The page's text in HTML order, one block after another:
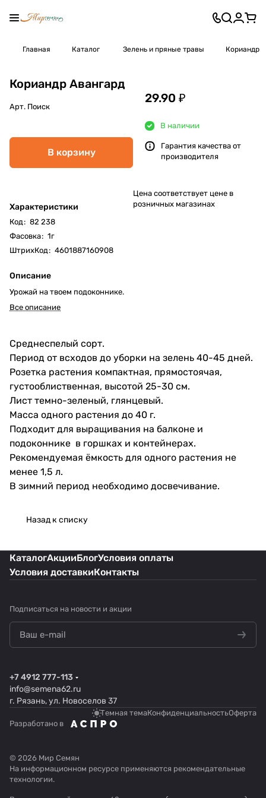
Главная Каталог Зелень и пряные травы Кориандр
Кориандр Авангард
Арт. Поиск
В корзину
Характеристики
Код: 82 238
Фасовка: 1г
ШтрихКод: 4601887160908
Описание
Урожай на твоем подоконнике.
Все описание
29.90 ₽
В наличии
Гарантия качества от
производителя
Цена соответствует цене в
розничных магазинах
Среднеспелый сорт.
Период от всходов до уборки на зелень 40-45 дней.
Розетка растения компактная, прямостоячая,
густооблиственная, высотой 25-30 см.
Лист темно-зеленый, глянцевый.
Масса одного растения до 40 г.
Подходит для выращивания на балконе и
подоконнике в горшках и контейнерах.
Рекомендуемая ёмкость для одного растения не
менее 1,5 л.
В зимний период необходимо досвечивание.
Назад к списку
КаталогАкцииБлогУсловия оплаты
Условия доставкиКонтакты
Подписаться на новости и акции
+7 4912 777-113
info@semena62.ru
г. Рязань, ул. Новоселов 37
Темная темаКонфиденциальностьОферта
Разработано в
© 2026 Мир Семян
На информационном ресурсе применяются рекомендательные
технологии.